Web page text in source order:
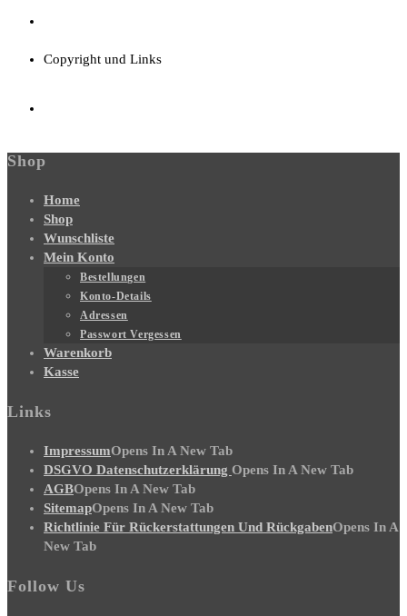
Copyright und Links
Shop
Home
Shop
Wunschliste
Mein Konto
Bestellungen
Konto-Details
Adressen
Passwort Vergessen
Warenkorb
Kasse
Links
ImpressumOpens In A New Tab
DSGVO Datenschutzerklärung Opens In A New Tab
AGBOpens In A New Tab
SitemapOpens In A New Tab
Richtlinie Für Rückerstattungen Und RückgabenOpens In A
New Tab
Follow Us